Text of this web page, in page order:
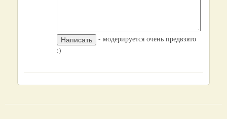
- модерируется очень предвзято
:)